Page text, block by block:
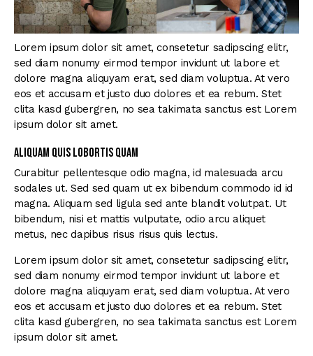
Lorem ipsum dolor sit amet, consetetur sadipscing elitr,
sed diam nonumy eirmod tempor invidunt ut labore et
dolore magna aliquyam erat, sed diam voluptua. At vero
eos et accusam et justo duo dolores et ea rebum. Stet
clita kasd gubergren, no sea takimata sanctus est Lorem
ipsum dolor sit amet.
Aliquam quis lobortis quam
Curabitur pellentesque odio magna, id malesuada arcu
sodales ut. Sed sed quam ut ex bibendum commodo id id
magna. Aliquam sed ligula sed ante blandit volutpat. Ut
bibendum, nisi et mattis vulputate, odio arcu aliquet
metus, nec dapibus risus risus quis lectus.
Lorem ipsum dolor sit amet, consetetur sadipscing elitr,
sed diam nonumy eirmod tempor invidunt ut labore et
dolore magna aliquyam erat, sed diam voluptua. At vero
eos et accusam et justo duo dolores et ea rebum. Stet
clita kasd gubergren, no sea takimata sanctus est Lorem
ipsum dolor sit amet.